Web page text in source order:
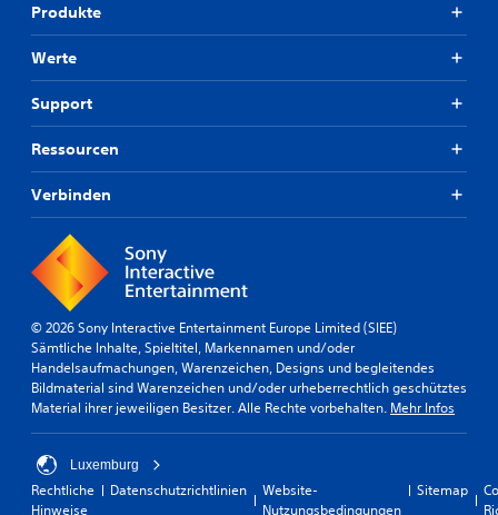
Produkte
Werte
Support
Ressourcen
Verbinden
© 2026 Sony Interactive Entertainment Europe Limited (SIEE)
Sämtliche Inhalte, Spieltitel, Markennamen und/oder
Handelsaufmachungen, Warenzeichen, Designs und begleitendes
Bildmaterial sind Warenzeichen und/oder urheberrechtlich geschütztes
Material ihrer jeweiligen Besitzer. Alle Rechte vorbehalten. Mehr Infos
Luxemburg
Rechtliche
Hinweise
Datenschutzrichtlinien
Website-
Nutzungsbedingungen
Sitemap